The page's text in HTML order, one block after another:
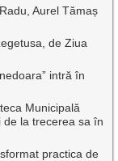
Aurel Tămaș
de Ziua
intră în
Municipală
de la trecerea sa în
practica de